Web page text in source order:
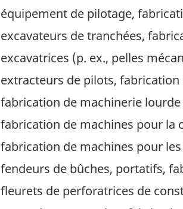
équipement de pilotage,
excavateurs de tranchées,
excavatrices (p. ex., pelles
extracteurs de pilots, fabrication
fabrication de machinerie
fabrication de machines pour la
fabrication de machines pour
fendeurs de bûches, portatifs,
fleurets de perforatrices de